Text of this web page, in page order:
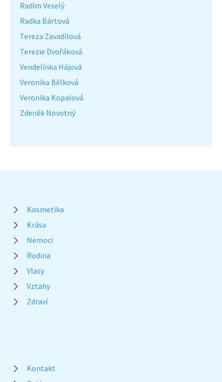
Radim Veselý
Radka Bártová
Tereza Zavadilová
Terezie Dvořáková
Vendelínka Hájová
Veronika Bělková
Veronika Kopalová
Zdeněk Novotný
Kosmetika
Krása
Nemoci
Rodina
Vlasy
Vztahy
Zdraví
Kontakt